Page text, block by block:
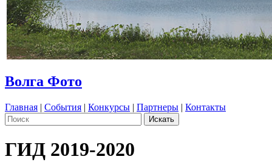
Волга Фото
Главная | События | Конкурсы | Партнеры | Контакты
ГИД 2019-2020